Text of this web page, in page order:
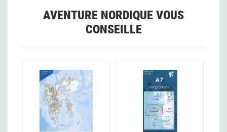
AVENTURE NORDIQUE VOUS
CONSEILLE